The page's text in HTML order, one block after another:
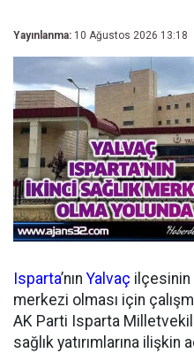
Yayınlanma: 10 Ağustos 2026 13:18
Isparta’nınYalvaç ilçesinin
merkezi olması için
AK Parti Isparta
sağlık yatırımlarına ilişkin